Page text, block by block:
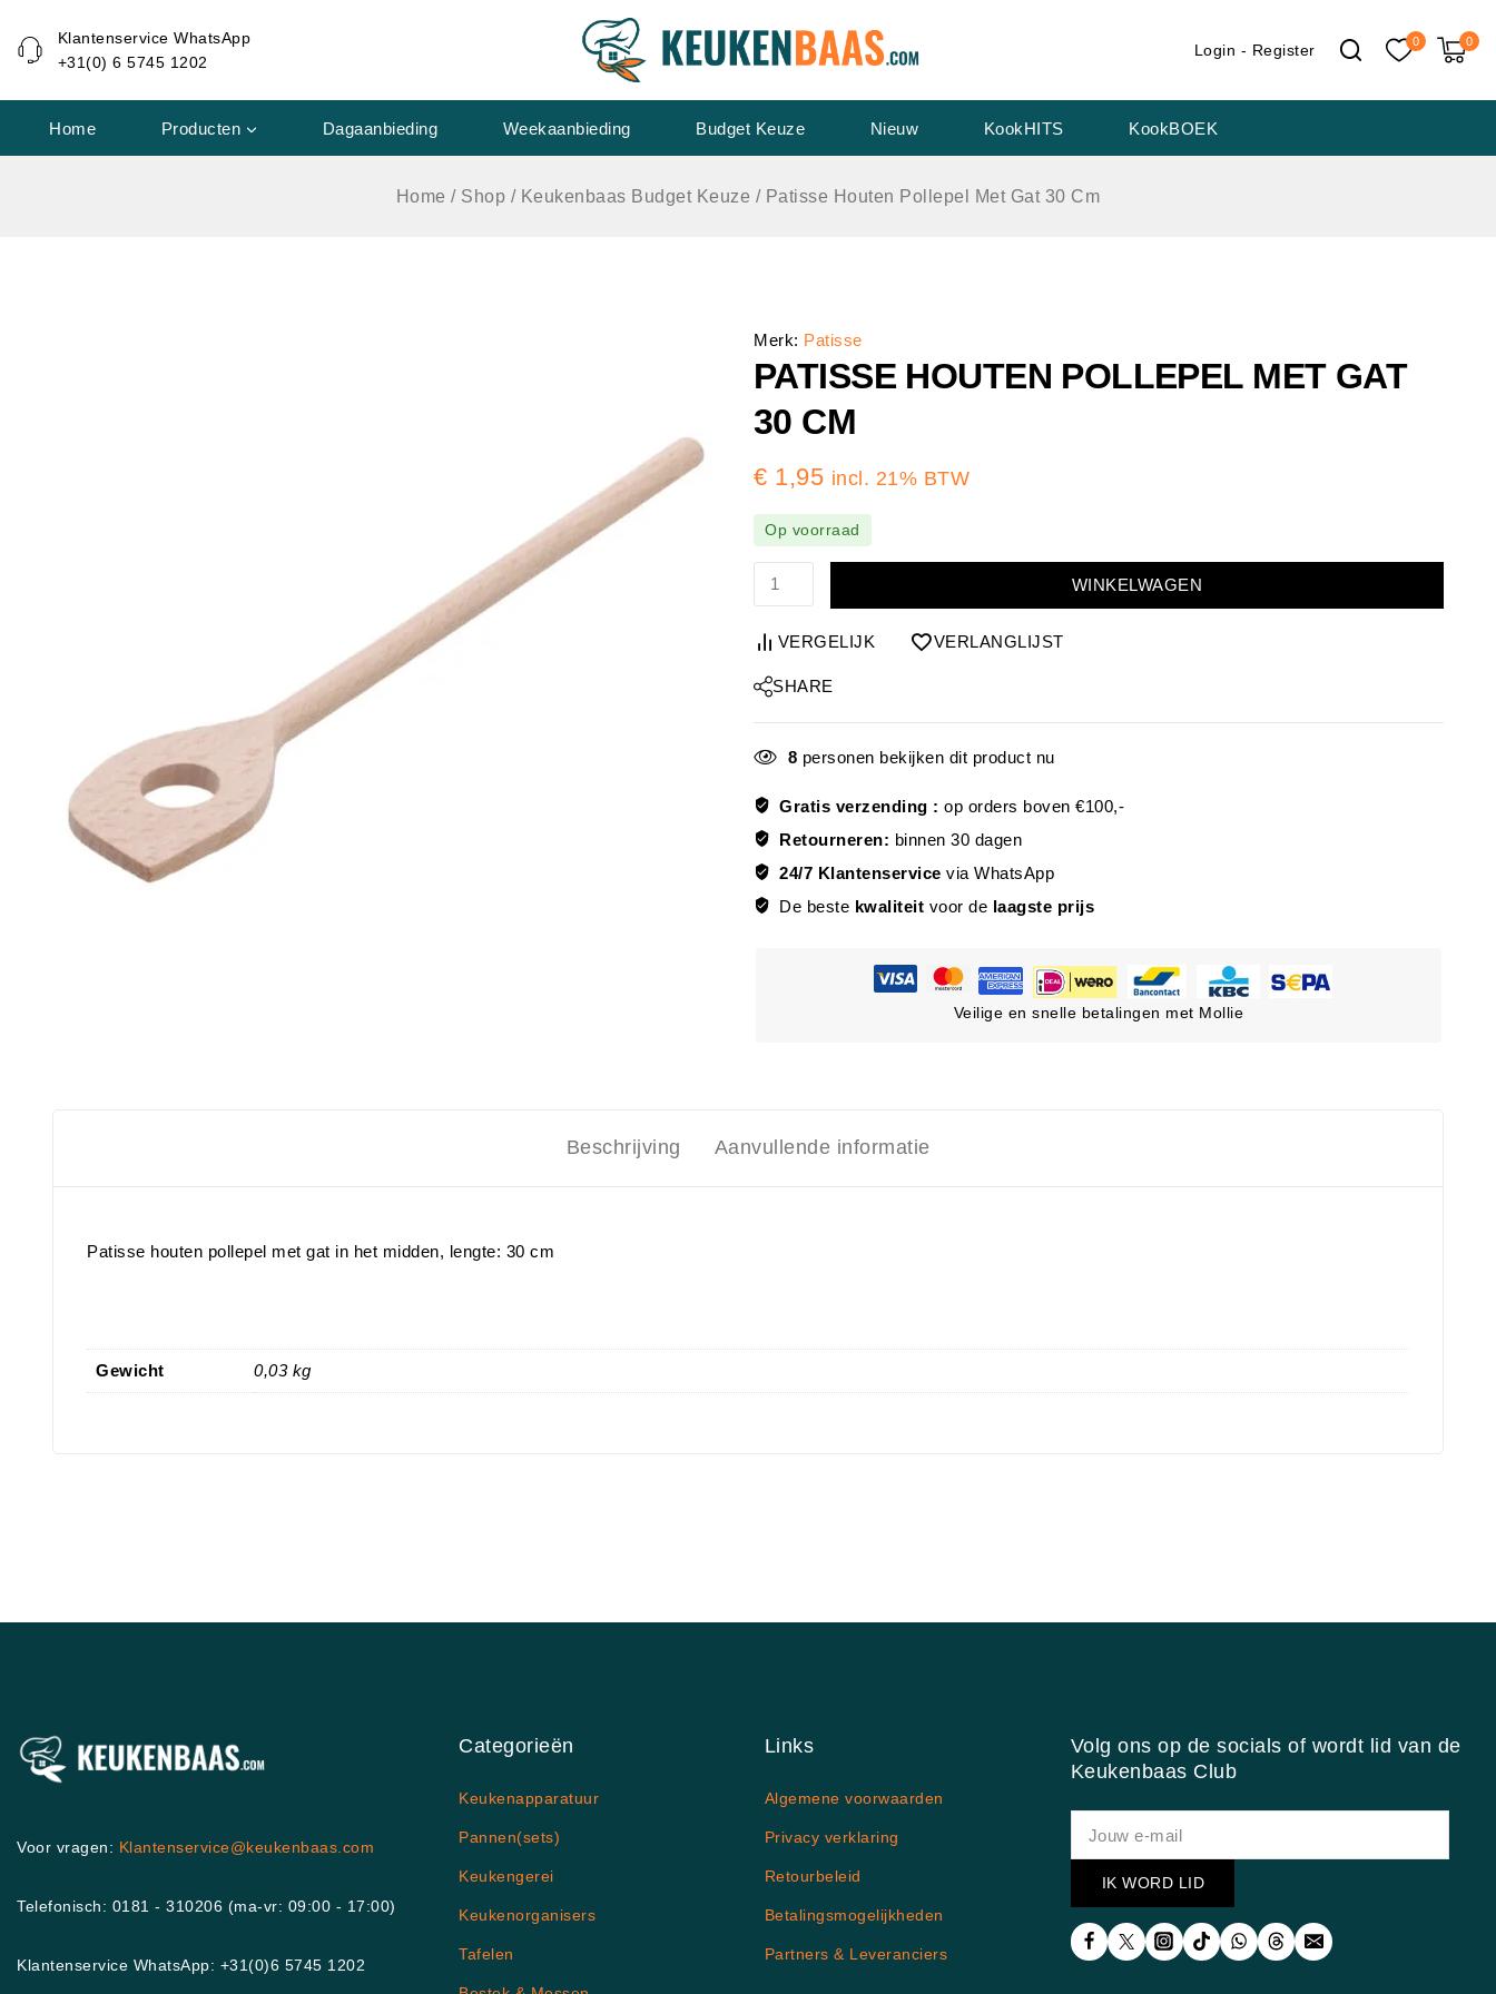
inhoud
Klantenservice WhatsApp
+31(0) 6 5745 1202
Login - Register 0 0
Home Producten Dagaanbieding Weekaanbieding Budget Keuze Nieuw KookHITS KookBOEK
Home / Shop / Keukenbaas Budget Keuze / Patisse Houten Pollepel Met Gat 30 Cm
Merk: Patisse
PATISSE HOUTEN POLLEPEL MET GAT
30 CM
€ 1,95 incl. 21% BTW
Op voorraad
WINKELWAGEN
VERGELIJK VERLANGLIJST
SHARE
8 personen bekijken dit product nu
Gratis verzending :op orders boven €100,-
Retourneren: binnen 30 dagen
24/7 Klantenservice via WhatsApp
De beste kwaliteit voor de laagste prijs
Veilige en snelle betalingen met Mollie
Beschrijving Aanvullende informatie
Patisse houten pollepel met gat in het midden, lengte: 30 cm
Gewicht 0,03 kg
Voor vragen: Klantenservice@keukenbaas.com
Telefonisch: 0181 - 310206 (ma-vr: 09:00 - 17:00)
Klantenservice WhatsApp: +31(0)6 5745 1202
Categorieën
Keukenapparatuur
Pannen(sets)
Keukengerei
Keukenorganisers
Tafelen
Links
Algemene voorwaarden
Privacy verklaring
Retourbeleid
Betalingsmogelijkheden
Partners & Leveranciers
Volg ons op de socials of wordt lid van de
Keukenbaas Club